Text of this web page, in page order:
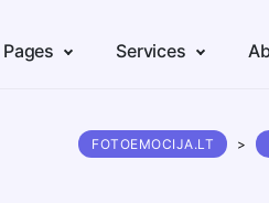
Pages Services
FOTOEMOCIJA.LT >